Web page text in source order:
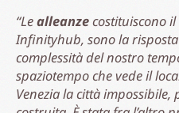
“Lealleanzecostituiscono
Infinityhub, sono la
complessità del nostro
spaziotempo che vede il
Venezia la città impossibile,